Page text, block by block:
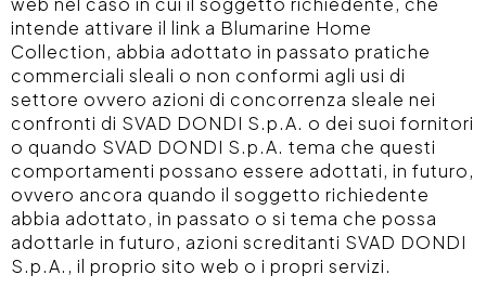
intende attivare il link a Blumarine Home
Collection, abbia adottato in passato pratiche
commerciali sleali o non conformi agli usi di
settore ovvero azioni di concorrenza sleale nei
confronti di SVAD DONDI S.p.A. o dei suoi fornitori
o quando SVAD DONDI S.p.A. tema che questi
comportamenti possano essere adottati, in futuro,
ovvero ancora quando il soggetto richiedente
abbia adottato, in passato o si tema che possa
adottarle in futuro, azioni screditanti SVAD DONDI
S.p.A., il proprio sito web o i propri servizi.